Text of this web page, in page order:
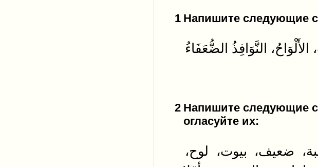
1 Напишите следующие
2 Напишите следующие
огласуйте их:
ضعيف، بيوت، لوح،